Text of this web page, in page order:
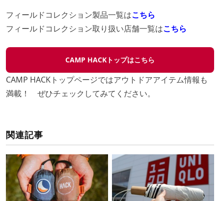
フィールドコレクション製品一覧はこちら
フィールドコレクション取り扱い店舗一覧はこちら
CAMP HACKトップはこちら
CAMP HACKトップページではアウトドアアイテム情報も
満載！ ぜひチェックしてみてください。
関連記事